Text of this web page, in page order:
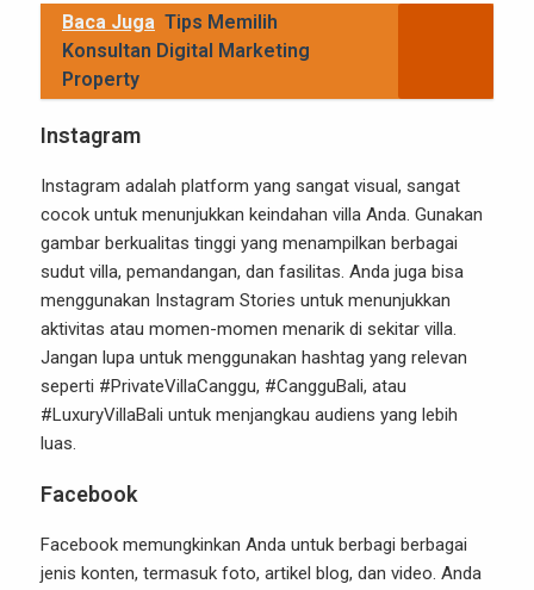
Baca Juga Tips Memilih
Konsultan Digital Marketing
Property
Instagram
Instagram adalah platform yang sangat visual, sangat
cocok untuk menunjukkan keindahan villa Anda. Gunakan
gambar berkualitas tinggi yang menampilkan berbagai
sudut villa, pemandangan, dan fasilitas. Anda juga bisa
menggunakan Instagram Stories untuk menunjukkan
aktivitas atau momen-momen menarik di sekitar villa.
Jangan lupa untuk menggunakan hashtag yang relevan
seperti #PrivateVillaCanggu, #CangguBali, atau
#LuxuryVillaBali untuk menjangkau audiens yang lebih
luas.
Facebook
Facebook memungkinkan Anda untuk berbagi berbagai
jenis konten, termasuk foto, artikel blog, dan video. Anda